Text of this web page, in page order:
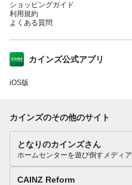
ショッピングガイド
利用規約
よくある質問
カインズ公式アプリ
iOS版
カインズのその他のサイト
となりのカインズさん
ホームセンターを遊び倒すメディア
CAINZ Reform